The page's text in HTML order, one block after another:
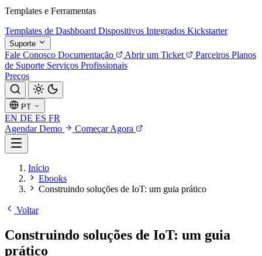
Templates e Ferramentas
Templates de Dashboard Dispositivos Integrados Kickstarter
Suporte
Fale Conosco Documentação Abrir um Ticket Parceiros Planos
de Suporte Serviços Profissionais
Preços
PT
EN DE ES FR
Agendar Demo
Começar Agora
Início
Ebooks
Construindo soluções de IoT: um guia prático
Voltar
Construindo soluções de IoT: um guia
prático